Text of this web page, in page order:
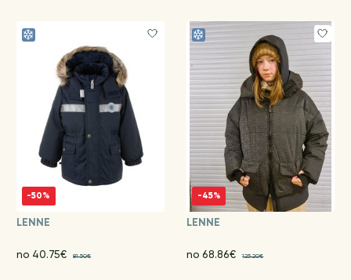
-50%
LENNE
no 40.75€ 81.50€
-45%
LENNE
no 68.86€ 125.20€